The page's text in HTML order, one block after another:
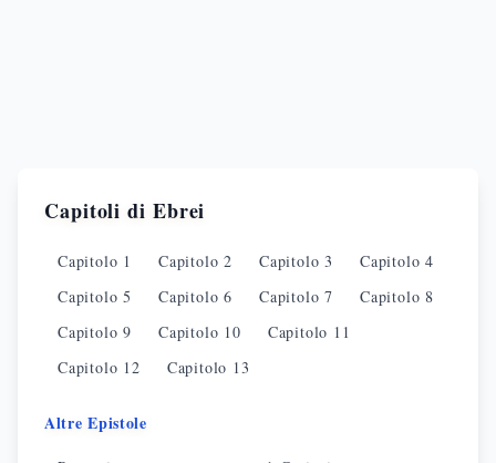
Capitoli di Ebrei
Capitolo 1 Capitolo2 Capitolo3 Capitolo4
Capitolo5 Capitolo6 Capitolo7 Capitolo8
Capitolo9 Capitolo 10 Capitolo 11
Capitolo 12 Capitolo 13
Altre Epistole